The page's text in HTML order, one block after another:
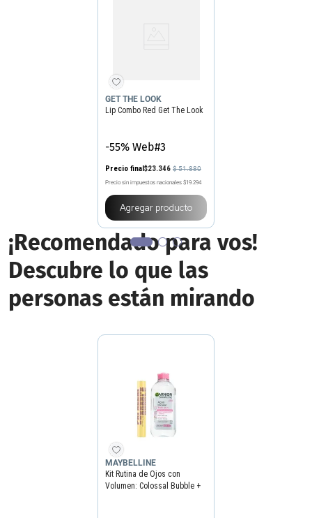
GET THE LOOK
Lip Combo Red Get The Look
-55% Web#3
Precio final $23.346 $51.880
Precio sin impuestos nacionales $19.294
Agregar producto
¡Recomendado para vos!
Descubre lo que las
personas están mirando
MAYBELLINE
Kit Rutina de Ojos con
Volumen: Colossal Bubble +